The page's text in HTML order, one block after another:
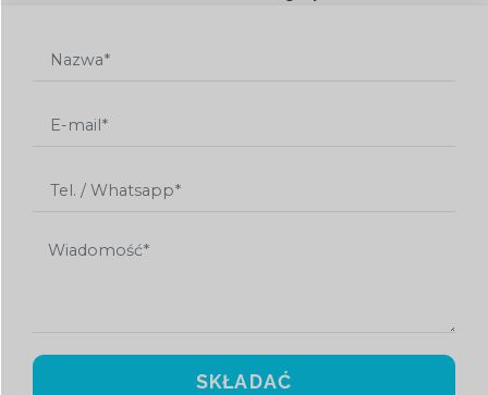
SKŁADAĆ